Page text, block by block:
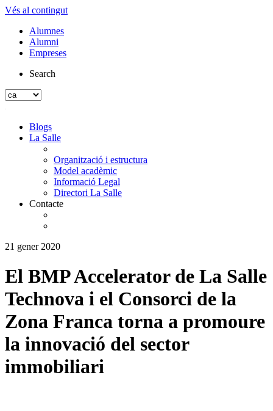
Vés al contingut
Alumnes
Alumni
Empreses
Search
Blogs
La Salle
Organització i estructura
Model acadèmic
Informació Legal
Directori La Salle
Contacte
21 gener 2020
El BMP Accelerator de La Salle
Technova i el Consorci de la
Zona Franca torna a promoure
la innovació del sector
immobiliari